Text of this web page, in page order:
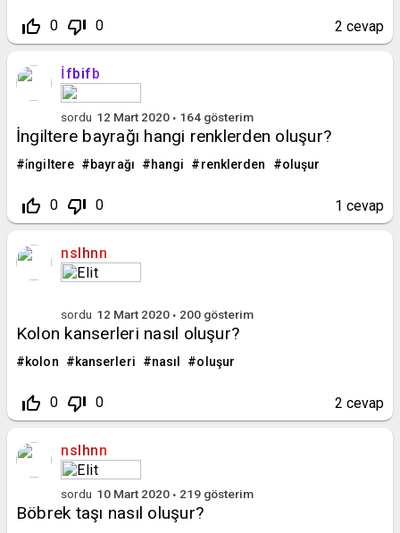
thumb_up_off_alt 0 thumb_down_off_alt 0 2 cevap
İfbifb
sordu 12 Mart 2020 164 gösterim
İngiltere bayrağı hangi renklerden oluşur?
i̇ngiltere bayrağı hangi renklerden oluşur
thumb_up_off_alt 0 thumb_down_off_alt 0 1 cevap
nslhnn
sordu 12 Mart 2020 200 gösterim
Kolon kanserleri nasıl oluşur?
kolon kanserleri nasıl oluşur
thumb_up_off_alt 0 thumb_down_off_alt 0 2 cevap
nslhnn
sordu 10 Mart 2020 219 gösterim
Böbrek taşı nasıl oluşur?